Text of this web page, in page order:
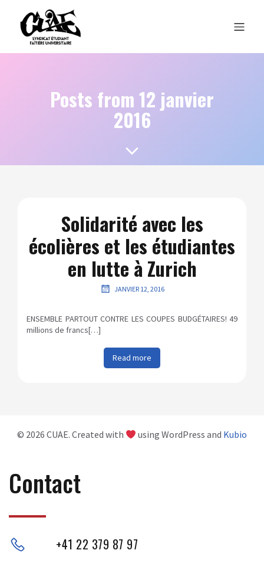
Posts from 12 janvier
2016
Solidarité avec les
écolières et les étudiantes
en lutte à Zurich
JANVIER 12, 2016
ENSEMBLE PARTOUT CONTRE LES COUPES BUDGÉTAIRES! 49
millions de francs[…]
Read more
© 2026 CUAE. Created with using WordPress and Kubio
Contact
+41 22 379 87 97